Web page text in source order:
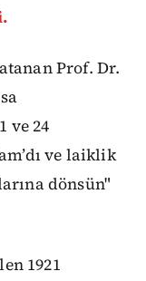
Prof. Dr.
ve 24
ve laiklik
dönsün"
1921